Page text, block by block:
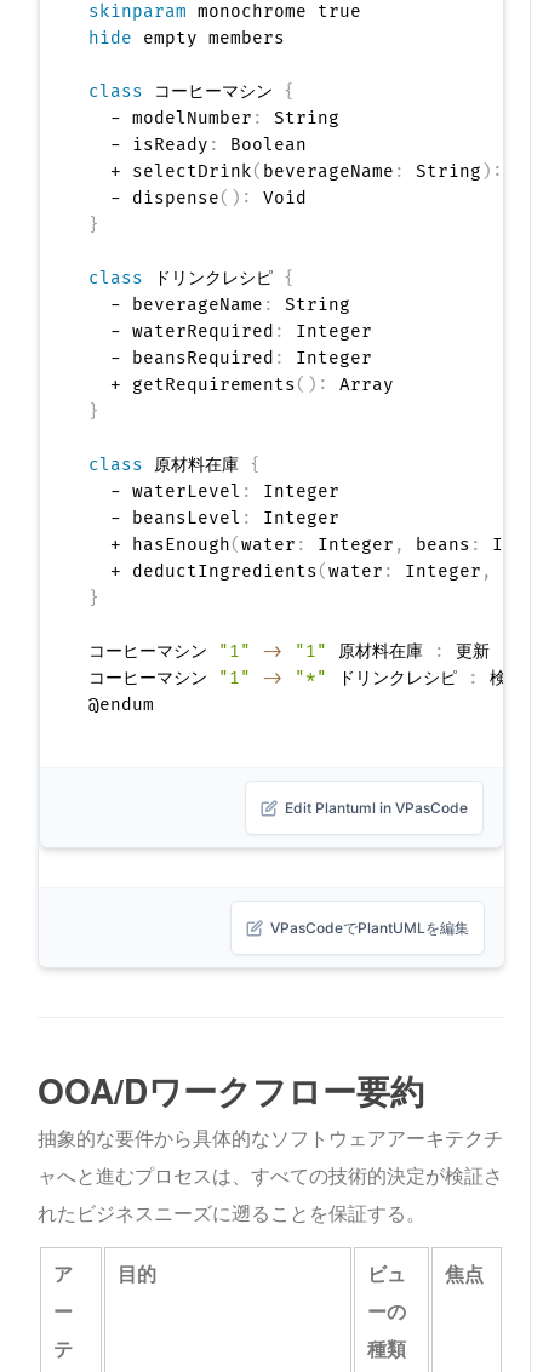
skinparam
hide empty members
class コーヒーマシン {
  - modelNumber
:
String
  - isReady
:
Boolean
  + selectDrink
( beverageName : String ) :
  - dispense
( ) :
}
class ドリンクレシピ {
  - beverageName
:
String
  - waterRequired
:
Integer
  - beansRequired
:
Integer
  + getRequirements
( ) :
}
class 原材料在庫 {
  - waterLevel
:
Integer
  - beansLevel
:
Integer
  + hasEnough
(water : Integer , beans :
  + deductIngredients
(water : Integer ,
}
コーヒーマシン "1" -> "1" 原材料在庫 :
更新
コーヒーマシン
"1" -> "*" ドリンクレシピ :
検索
Edit Plantuml in VPasCode
VPasCodeでPlantUMLを編集
OOA/Dワークフロー要約
抽象的な要件から具体的なソフトウェアアーキテクチ
ャへと進むプロセスは、すべての技術的決定が検証さ
れたビジネスニーズに遡ることを保証する。
ア
ー
テ
目的
ビュ
ーの
種類
焦点